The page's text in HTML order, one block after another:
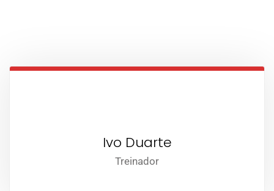
Ivo Duarte
Treinador